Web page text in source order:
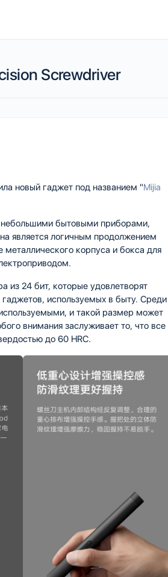
Screwdriver
новый гаджет под названием "Mijia
небольшими бытовыми приборами,
является логичным продолжением
корпуса и бокса для
из 24 бит, которые удовлетворят
используемых в быту. Среди
и такой размер может
внимания заслуживает то, что все
до 60 HRC.